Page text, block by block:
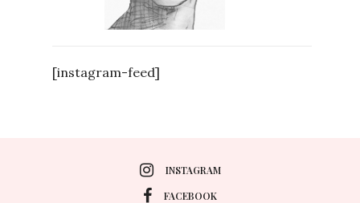
[instagram-feed]
INSTAGRAM
FACEBOOK